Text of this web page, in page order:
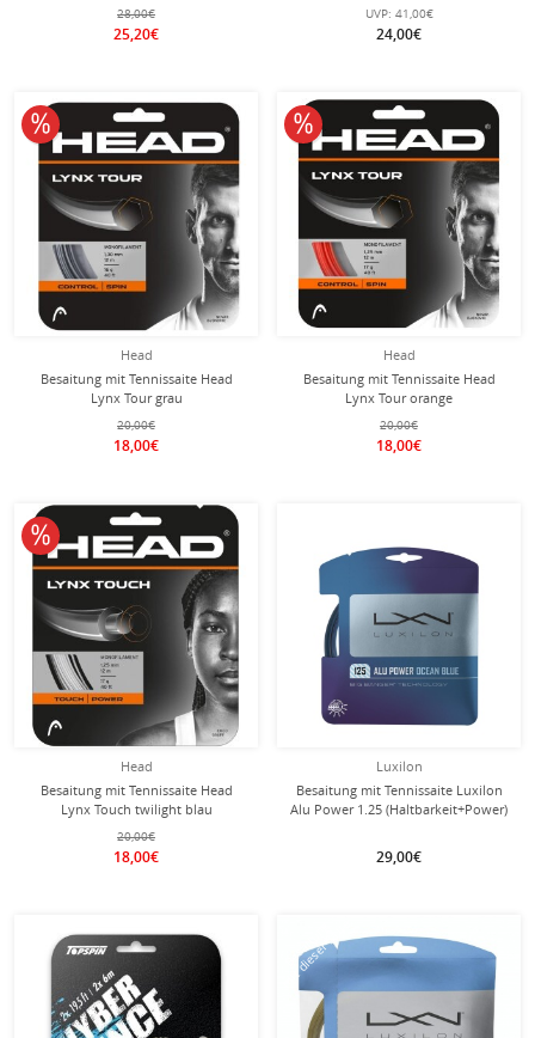
violett
28,00€
25,20€
schwarz
UVP: 41,00€
24,00€
Head
Besaitung mit Tennissaite Head
Lynx Tour grau
20,00€
18,00€
10% reduziert
Head
Besaitung mit Tennissaite Head
Lynx Tour orange
20,00€
18,00€
10% reduziert
Head
Besaitung mit Tennissaite Head
Lynx Touch twilight blau
20,00€
18,00€
10% reduziert
Luxilon
Besaitung mit Tennissaite Luxilon
Alu Power 1.25 (Haltbarkeit+Power)
29,00€
mit dieser Saite
Besaitung
mit dieser Saite